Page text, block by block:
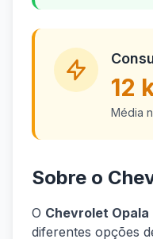
12
Média
Sobre o
O Chevrolet Opala
diferentes opções